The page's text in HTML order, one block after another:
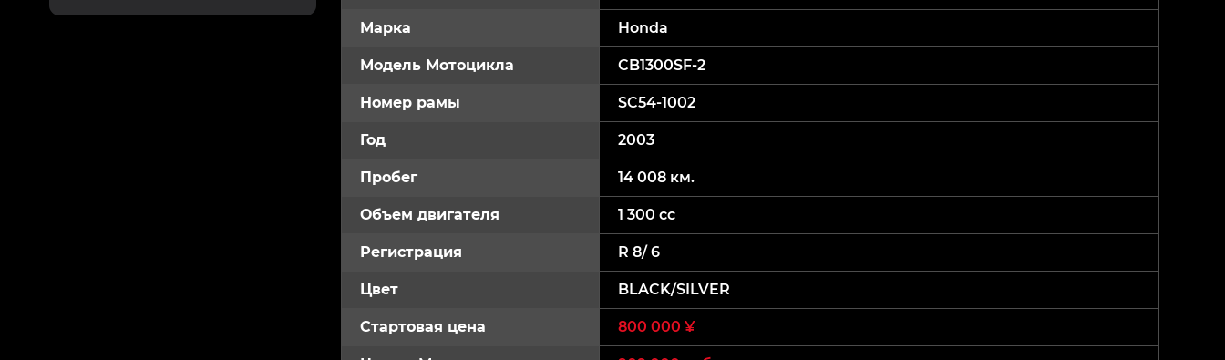
Марка Honda
Модель Мотоцикла CB1300SF-2
Номер рамы SC54-1002
Год 2003
Пробег 14 008 км.
Объем двигателя 1 300 cc
Регистрация R 8/ 6
Цвет BLACK/SILVER
Стартовая цена 800 000 ¥